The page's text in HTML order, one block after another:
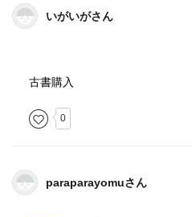
いがいがさん
古書購入
0
paraparayomuさん